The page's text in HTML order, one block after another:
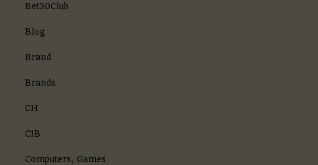
Bet30Club
Blog
Brand
Brands
CH
CIB
Computers, Games